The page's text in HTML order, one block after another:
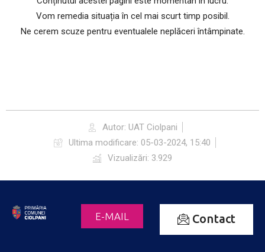
Vom remedia situația în cel mai scurt timp posibil.
Ne cerem scuze pentru eventualele neplăceri întâmpinate.
Autor: UAT Ciolpani
Ultima modificare: 05-03-2024, 15:40
Vizualizări: 3.929
E-MAIL Contact